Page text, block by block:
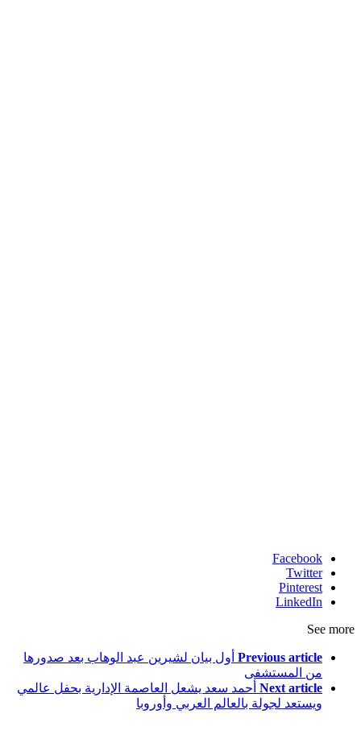
Facebook
Twitter
Pinterest
LinkedIn
See more
Previous article أول بيان لشيرين عبد الوهاب بعد صدورها
من المستشفى
Next article أحمد سعد يشعل العاصمة الإدارية بحفل عالمي
ويستعد لجولة بالعالم العربي وأوروبا